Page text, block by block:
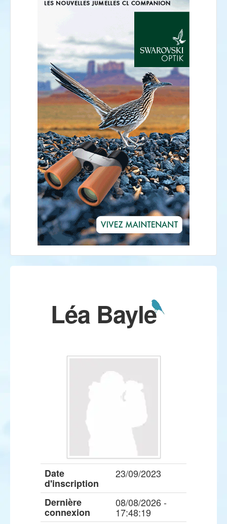
Léa Bayle
Date
d'inscription
23/09/2023
Dernière
connexion
08/08/2026 -
17:48:19